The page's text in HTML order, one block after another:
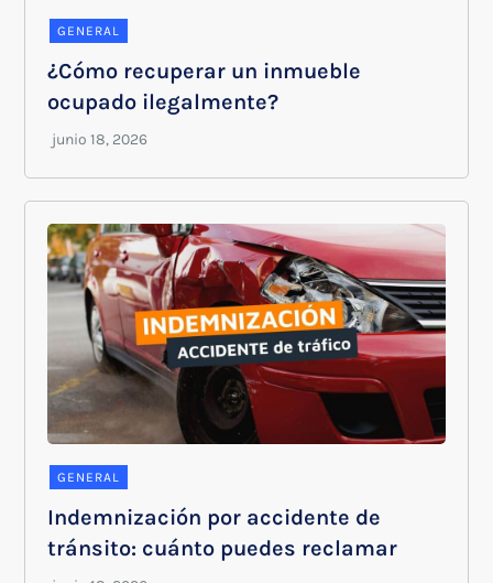
GENERAL
¿Cómo recuperar un inmueble
ocupado ilegalmente?
GENERAL
Indemnización por accidente de
tránsito: cuánto puedes reclamar